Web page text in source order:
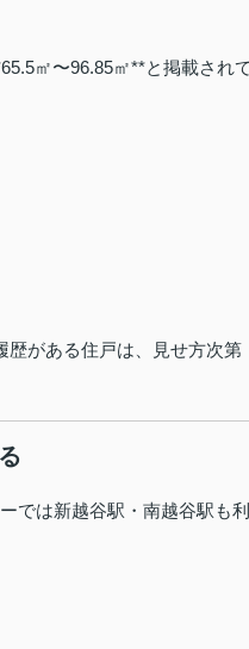
㎡〜96.85㎡**と掲載され
歴がある住戸は、見せ方次第
では新越谷駅・南越谷駅も利